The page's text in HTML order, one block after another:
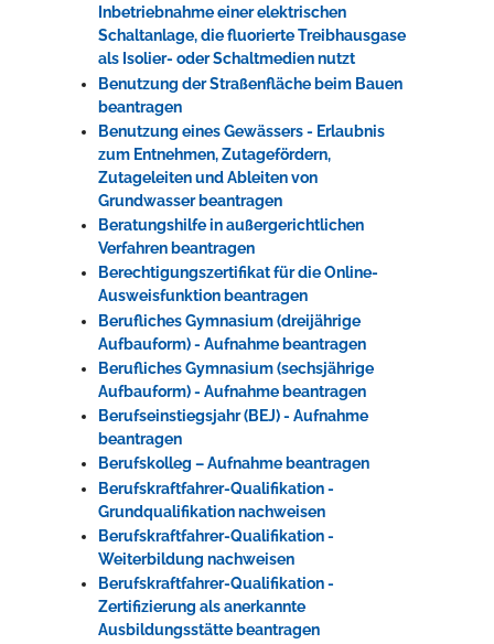
Inbetriebnahme einer elektrischen
Schaltanlage, die fluorierte Treibhausgase
als Isolier- oder Schaltmedien nutzt
Benutzung der Straßenfläche beim Bauen
beantragen
Benutzung eines Gewässers - Erlaubnis
zum Entnehmen, Zutagefördern,
Zutageleiten und Ableiten von
Grundwasser beantragen
Beratungshilfe in außergerichtlichen
Verfahren beantragen
Berechtigungszertifikat für die Online-
Ausweisfunktion beantragen
Berufliches Gymnasium (dreijährige
Aufbauform) - Aufnahme beantragen
Berufliches Gymnasium (sechsjährige
Aufbauform) - Aufnahme beantragen
Berufseinstiegsjahr (BEJ) - Aufnahme
beantragen
Berufskolleg – Aufnahme beantragen
Berufskraftfahrer-Qualifikation -
Grundqualifikation nachweisen
Berufskraftfahrer-Qualifikation -
Weiterbildung nachweisen
Berufskraftfahrer-Qualifikation -
Zertifizierung als anerkannte
Ausbildungsstätte beantragen